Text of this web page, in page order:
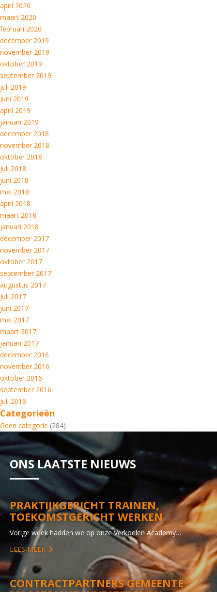
april 2020
maart 2020
februari 2020
december 2019
november 2019
oktober 2019
september 2019
juli 2019
juni 2019
april 2019
januari 2019
december 2018
november 2018
oktober 2018
juli 2018
juni 2018
mei 2018
april 2018
maart 2018
januari 2018
december 2017
november 2017
oktober 2017
september 2017
augustus 2017
juli 2017
juni 2017
mei 2017
maart 2017
januari 2017
december 2016
november 2016
oktober 2016
september 2016
juli 2016
Categorieën
Geen categorie (284)
ONS LAATSTE NIEUWS
PRAKTIJKGERICHT TRAINEN,
TOEKOMSTGERICHT WERKEN
Vorige week hadden we op onze Verkoelen Academy…
LEES MEER
CONTRACTPARTNERS GEMEENTE